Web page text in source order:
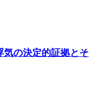
気の決定的証拠とそ